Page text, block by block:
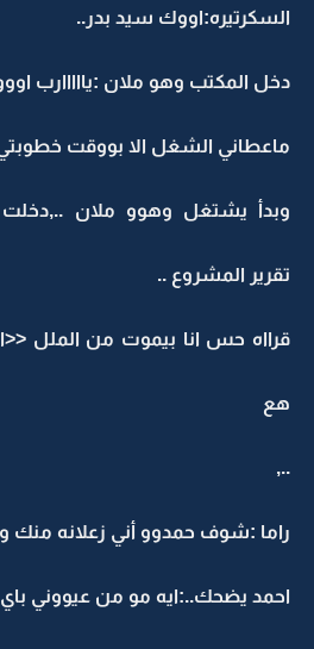
السكرتيره:اووك سيد بدر..
دخل المكتب وهو ملان :يااااارب
ماعطاني الشغل الا بووقت
وبدأ يشتغل وهوو ملان ..,دخلت
تقرير المشروع ..
قرااه حس انا بيموت من الملل
هع
..,
راما :شوف حمدوو أني زعلانه منك
احمد يضحك..:ايه مو من عيووني